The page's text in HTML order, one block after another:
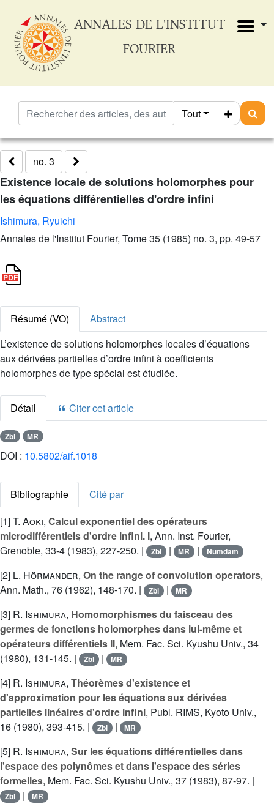
ANNALES DE L'INSTITUT
FOURIER
Tout
no. 3
Existence locale de solutions holomorphes pour
les équations différentielles d'ordre infini
Ishimura, Ryuichi
Annales de l'Institut Fourier, Tome 35 (1985) no. 3, pp. 49-57
Résumé (VO)
Abstract
L’existence de solutions holomorphes locales d’équations
aux dérivées partielles d’ordre infini à coefficients
holomorphes de type spécial est étudiée.
Détail Citer cet article
Zbl MR
DOI : 10.5802/aif.1018
Bibliographie
Cité par
[1]T. Aoki, Calcul exponentiel des opérateurs
microdifférentiels d'ordre infini. I, Ann. Inst. Fourier,
Grenoble, 33-4 (1983), 227-250. |
Zbl | MR | Numdam
[2] L. Hörmander, On the range of convolution operators,
Ann. Math., 76 (1962), 148-170. |
Zbl | MR
[3] R. Ishimura, Homomorphismes du faisceau des
germes de fonctions holomorphes dans lui-même et
opérateurs différentiels II, Mem. Fac. Sci. Kyushu Univ., 34
(1980), 131-145. |
Zbl | MR
[4] R. Ishimura, Théorèmes d'existence et
d'approximation pour les équations aux dérivées
partielles linéaires d'ordre infini, Publ. RIMS, Kyoto Univ.,
16 (1980), 393-415. |
Zbl | MR
[5] R. Ishimura, Sur les équations différentielles dans
l'espace des polynômes et dans l'espace des séries
formelles, Mem. Fac. Sci. Kyushu Univ., 37 (1983), 87-97. |
Zbl | MR